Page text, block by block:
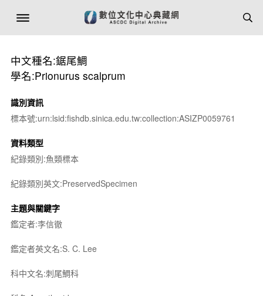
中文種名:鋸尾鯛
學名:Prionurus scalprum
識別資訊
標本號:urn:lsid:fishdb.sinica.edu.tw:collection:ASIZP0059761
資料類型
紀錄類別:魚類標本
紀錄類別英文:PreservedSpecimen
主題與關鍵字
鑑定者:李信徹
鑑定者英文名:S. C. Lee
科中文名:刺尾鯛科